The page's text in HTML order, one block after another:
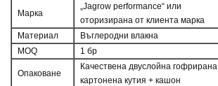
Марка
„Jagrow performance“ или
оторизирана от клиента марка
Материал
Въглеродни влакна
MOQ
1 бр
Опаковане
Качествена двуслойна гофрирана
картонена кутия + кашон